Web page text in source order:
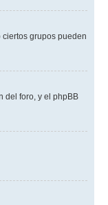
grupos pueden
del foro, y el phpBB